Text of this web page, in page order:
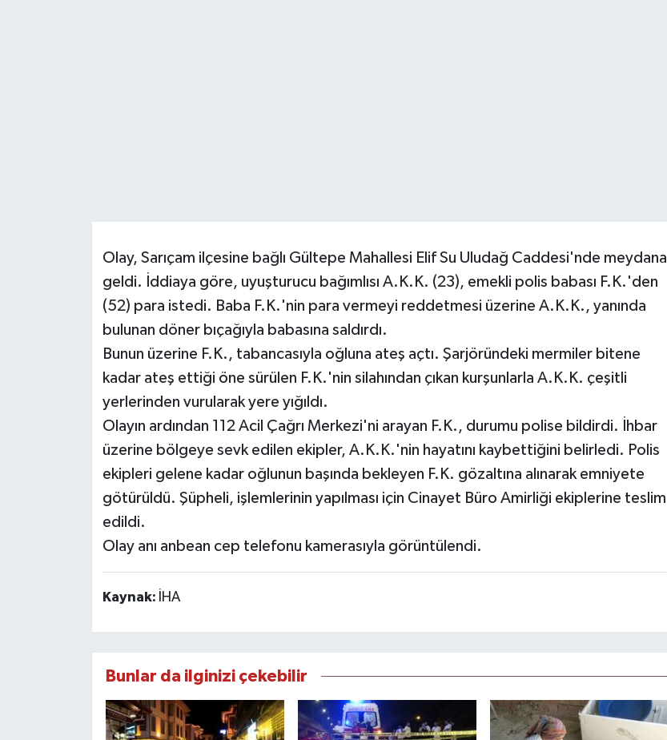
Olay, Sarıçam ilçesine bağlı Gültepe Mahallesi Elif Su Uludağ Caddesi'nde meydana
geldi. İddiaya göre, uyuşturucu bağımlısı A.K.K. (23), emekli polis babası F.K.'den
(52) para istedi. Baba F.K.'nin para vermeyi reddetmesi üzerine A.K.K., yanında
bulunan döner bıçağıyla babasına saldırdı.
Bunun üzerine F.K., tabancasıyla oğluna ateş açtı. Şarjöründeki mermiler bitene
kadar ateş ettiği öne sürülen F.K.'nin silahından çıkan kurşunlarla A.K.K. çeşitli
yerlerinden vurularak yere yığıldı.
Olayın ardından 112 Acil Çağrı Merkezi'ni arayan F.K., durumu polise bildirdi. İhbar
üzerine bölgeye sevk edilen ekipler, A.K.K.'nin hayatını kaybettiğini belirledi. Polis
ekipleri gelene kadar oğlunun başında bekleyen F.K. gözaltına alınarak emniyete
götürüldü. Şüpheli, işlemlerinin yapılması için Cinayet Büro Amirliği ekiplerine teslim
edildi.
Olay anı anbean cep telefonu kamerasıyla görüntülendi.
Kaynak: İHA
Bunlar da ilginizi çekebilir
MAGAZİN